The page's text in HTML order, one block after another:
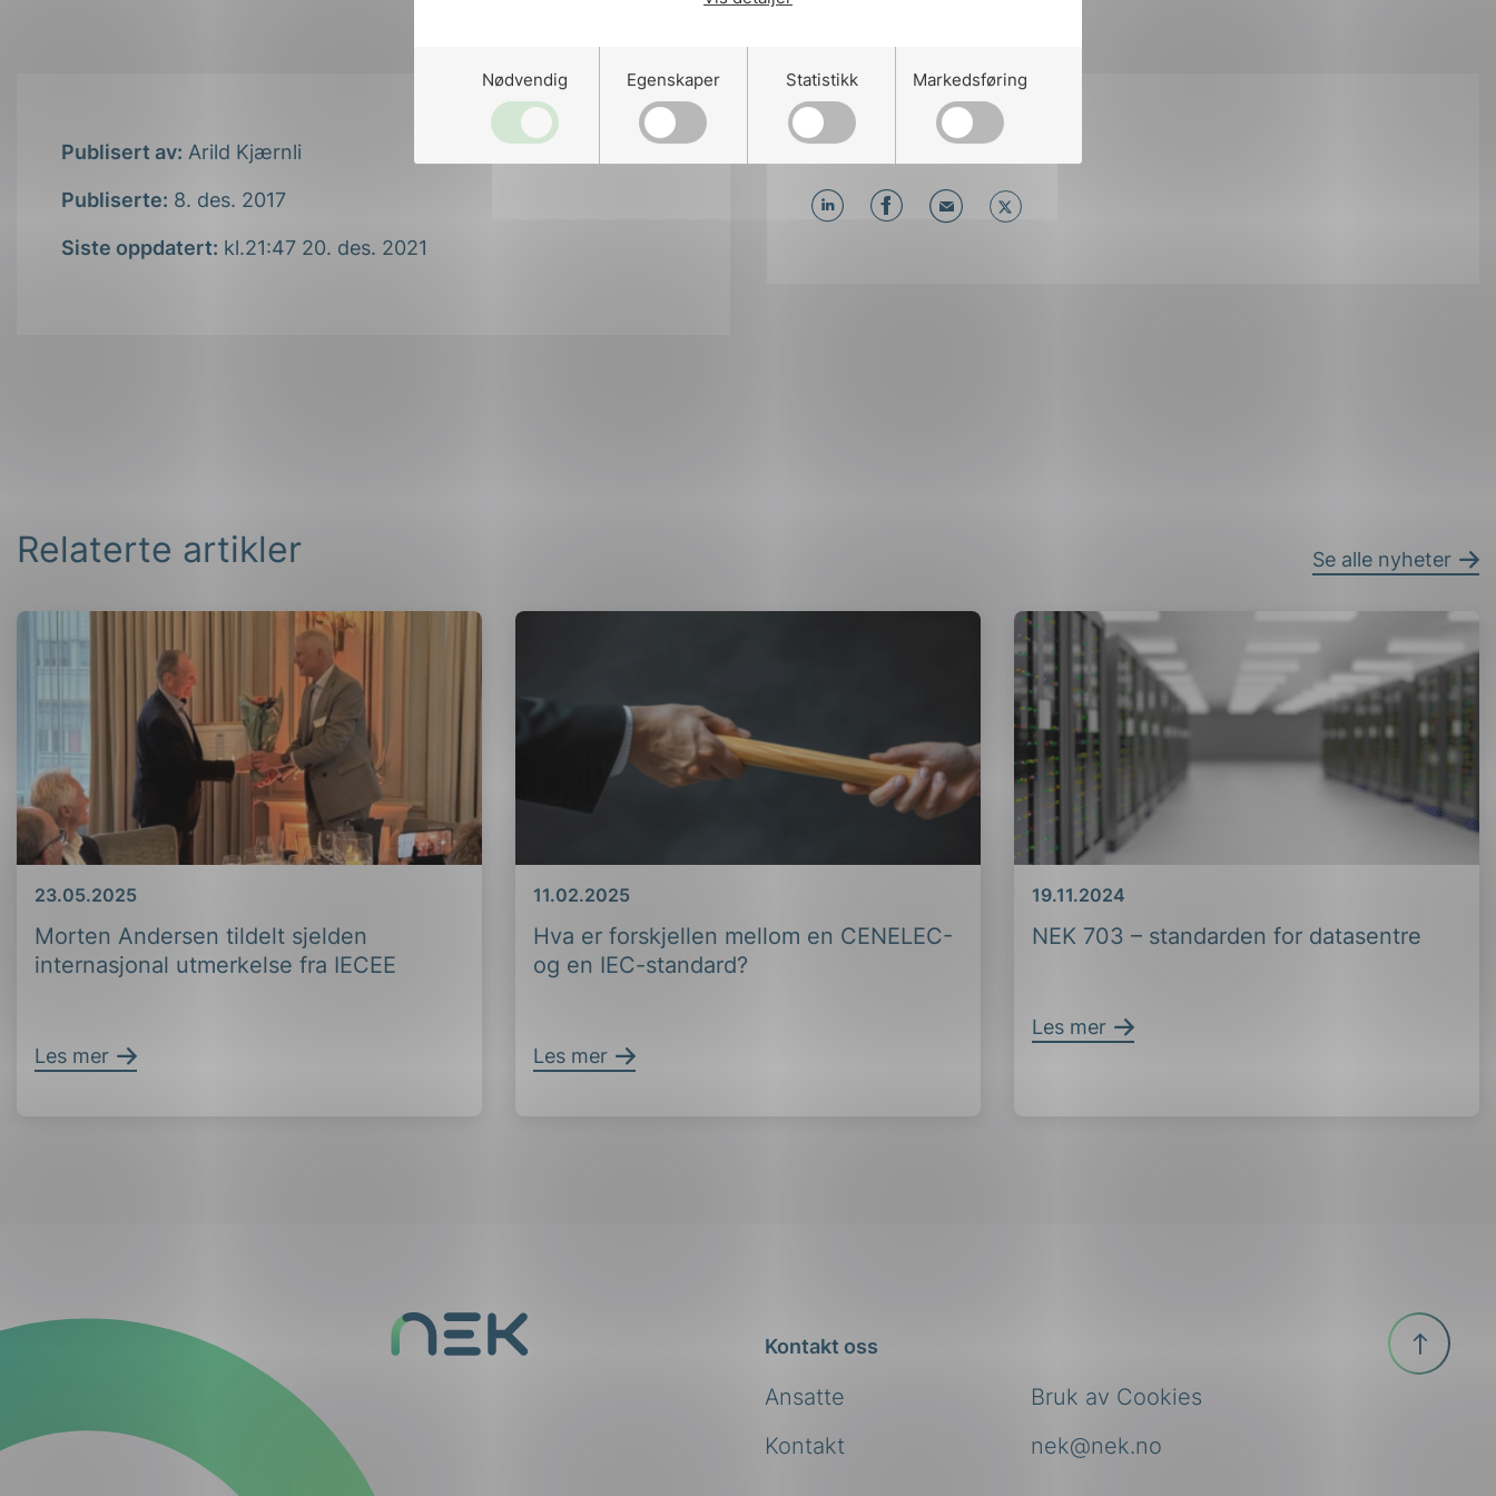
Nødvendig Egenskaper Statistikk Markedsføring
Publisert av: Arild Kjærnli
Publiserte: 8. des. 2017
Siste oppdatert: kl.21:47 20. des. 2021
Del artikkelen på:
Relaterte artikler Se alle nyheter
Morten Andersen tildelt sjelden
internasjonal utmerkelse fra IECEE
Dato
23.05.2025
Les mer
Hva er forskjellen mellom en CENELEC-
og en IEC-standard?
Dato
11.02.2025
Les mer
NEK 703 – standarden for datasentre
Dato
19.11.2024
Les mer
Kontakt oss
Ansatte
nek@nek.no
Kontakt
Bruk av Cookies
Til
toppen